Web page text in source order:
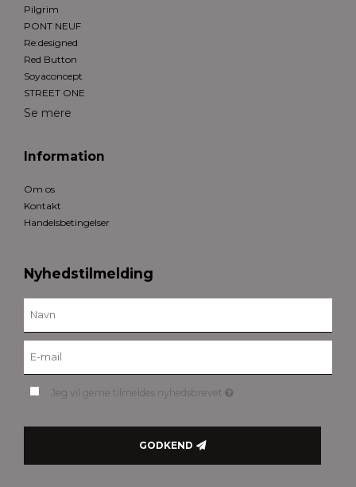
Pilgrim
PONT NEUF
Re:designed
Red Button
Soyaconcept
STREET ONE
Se mere
Information
Om os
Kontakt
Handelsbetingelser
Nyhedstilmelding
Jeg vil gerne tilmeldes nyhedsbrevet
GODKEND